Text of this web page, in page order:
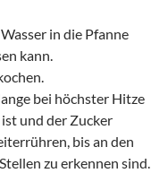
in die Pfanne
kann.
bei höchster Hitze
und der Zucker
bis an den
zu erkennen sind.